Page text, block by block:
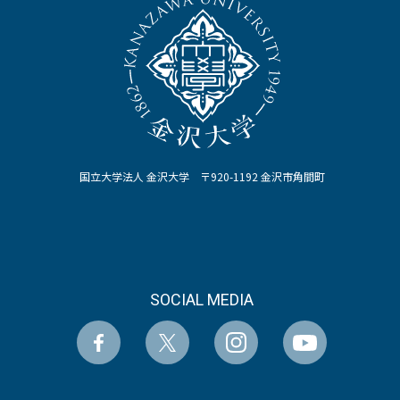
国立大学法人 金沢大学 〒920-1192 金沢市角間町
SOCIAL MEDIA